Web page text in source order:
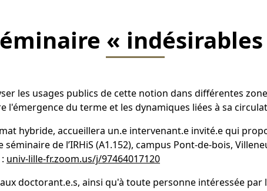
« indésirables
les usages publics de cette notion dans différentes
du terme et les dynamiques liées à sa
hybride, accueillera un.e intervenant.e invité.e qui
de l’IRHiS (A1.152), campus Pont-de-bois,
univ-lille-fr.zoom.us/j/97464017120
doctorant.e.s, ainsi qu'à toute personne intéressée